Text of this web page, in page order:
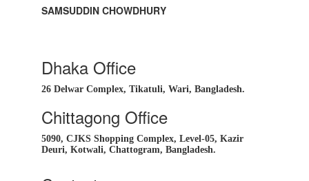
SAMSUDDIN CHOWDHURY
Dhaka Office
26 Delwar Complex, Tikatuli, Wari, Bangladesh.
Chittagong Office
5090, CJKS Shopping Complex, Level-05, Kazir
Deuri, Kotwali, Chattogram, Bangladesh.